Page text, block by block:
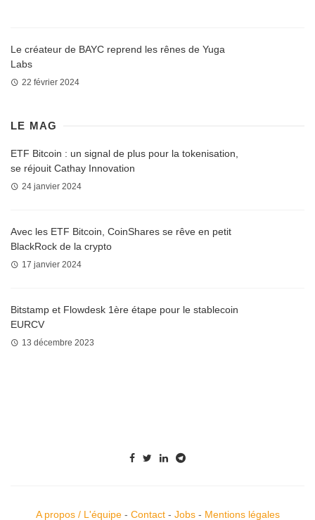
Le créateur de BAYC reprend les rênes de Yuga
Labs
22 février 2024
LE MAG
ETF Bitcoin : un signal de plus pour la tokenisation,
se réjouit Cathay Innovation
24 janvier 2024
Avec les ETF Bitcoin, CoinShares se rêve en petit
BlackRock de la crypto
17 janvier 2024
Bitstamp et Flowdesk 1ère étape pour le stablecoin
EURCV
13 décembre 2023
A propos / L'équipe- Contact- Jobs- Mentions légales